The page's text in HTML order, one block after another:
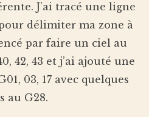
J’ai tracé une ligne
délimiter ma zone à
par faire un ciel au
42, 43 et j’ai ajouté une
03, 17 avec quelques
au G28.